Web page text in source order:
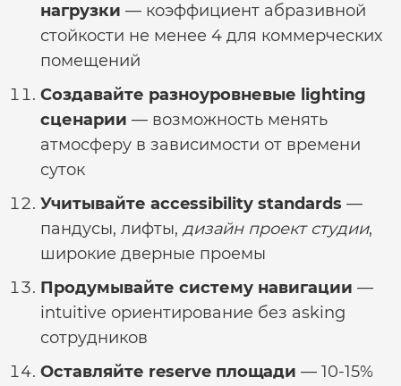
нагрузки — коэффициент абразивной
стойкости не менее 4 для коммерческих
помещений
Создавайте разноуровневые lighting
сценарии — возможность менять
атмосферу в зависимости от времени
суток
Учитывайте accessibility standards —
пандусы, лифты, дизайн проект студии,
широкие дверные проемы
Продумывайте систему навигации —
intuitive ориентирование без asking
сотрудников
Оставляйте reserve площади — 10-15%